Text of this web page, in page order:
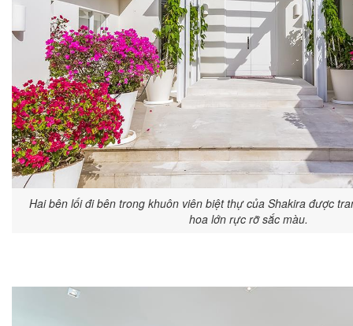
Hai bên lối đi bên trong khuôn viên biệt thự của Shakira được
hoa lớn rực rỡ sắc màu.